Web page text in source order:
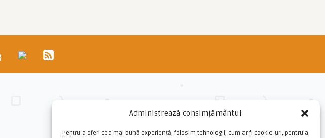
Administrează consimțământul
Pentru a oferi cea mai bună experiență, folosim tehnologii, cum ar fi cookie-uri, pentru a